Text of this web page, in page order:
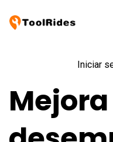
Precios
Contacto
Iniciar